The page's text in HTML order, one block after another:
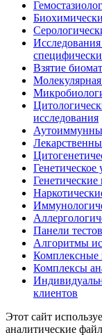
Взятие
исследования
Генетическое
Генетические
Панели
Алгоритмы
Комплексные
Комплексы
клиентов
Этот сайт
аналитические